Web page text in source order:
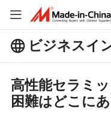
ビジネスイ
もっとチェックしよう！
もっと見る
高性能セラミ
困難はどこに